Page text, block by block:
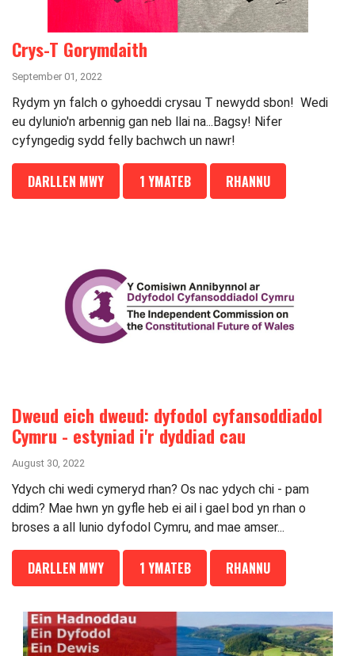
Crys-T Gorymdaith
September 01, 2022
Rydym yn falch o gyhoeddi crysau T newydd sbon! Wedi
eu dylunio'n arbennig gan neb llai na...Bagsy! Nifer
cyfyngedig sydd felly bachwch un nawr!
DARLLEN MWY 1 YMATEB RHANNU
Dweud eich dweud: dyfodol cyfansoddiadol
Cymru - estyniad i'r dyddiad cau
August 30, 2022
Ydych chi wedi cymeryd rhan? Os nac ydych chi - pam
ddim? Mae hwn yn gyfle heb ei ail i gael bod yn rhan o
broses a all lunio dyfodol Cymru, and mae amser...
DARLLEN MWY 1 YMATEB RHANNU